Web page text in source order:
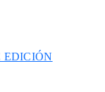
EDICIÓN